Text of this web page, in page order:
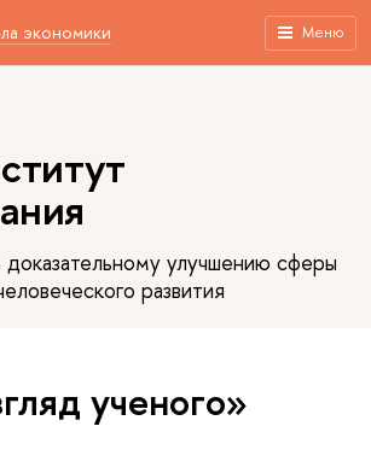
экономики Меню
улучшению сферы
развития
ученого»